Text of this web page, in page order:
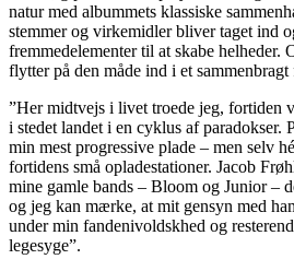
natur med albummets klassiske
stemmer og virkemidler bliver taget ind
fremmedelementer til at skabe helheder.
flytter på den måde ind i et
”Her midtvejs i livet troede jeg, fortiden
i stedet landet i en cyklus af paradokser.
min mest progressive plade – men selv
fortidens små opladestationer. Jacob
mine gamle bands – Bloom og Junior –
og jeg kan mærke, at mit gensyn med
under min fandenivoldskhed og
legesyge”.